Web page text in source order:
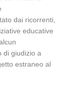
dai ricorrenti,
educative
di giudizio a
estraneo al